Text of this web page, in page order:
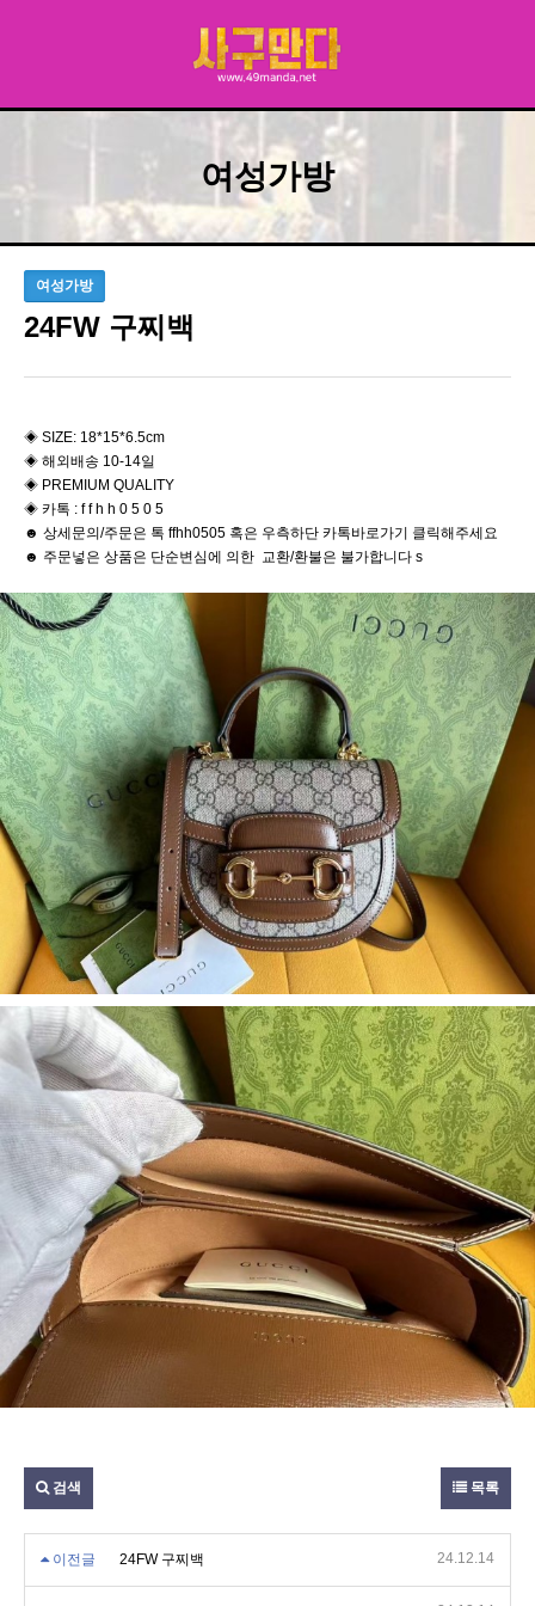
여성가방
여성가방
24FW 구찌백
​◈ SIZE: 18*15*6.5cm
◈ 해외배송 10-14일
◈ PREMIUM QUALITY
◈ 카톡 : f f h h 0 5 0 5
☻ 상세문의/주문은 톡 ffhh0505 혹은 우측하단 카톡바로가기 클릭해주세요
☻ 주문넣은 상품은 단순변심에 의한 교환/환불은 불가합니다 s
검색 목록
이전글 24FW 구찌백 24.12.14